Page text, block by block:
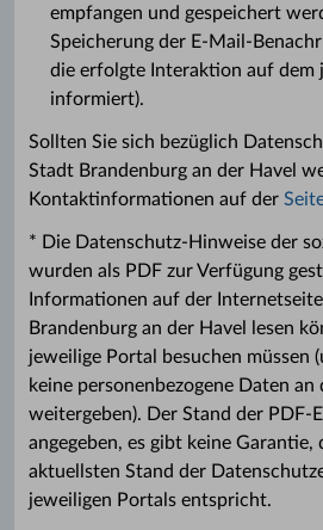
empfangen und gespeichert
Speicherung der E-Mail-
die erfolgte Interaktion auf dem
informiert).
Sollten Sie sich bezüglich
Stadt Brandenburg an der Havel
Kontaktinformationen auf der
* Die Datenschutz-Hinweise der
wurden als PDF zur Verfügung
Informationen auf der
Brandenburg an der Havel lesen
jeweilige Portal besuchen müssen
keine personenbezogene Daten an
weitergeben). Der Stand der PDF-
angegeben, es gibt keine Garantie,
aktuellsten Stand der
jeweiligen Portals entspricht.